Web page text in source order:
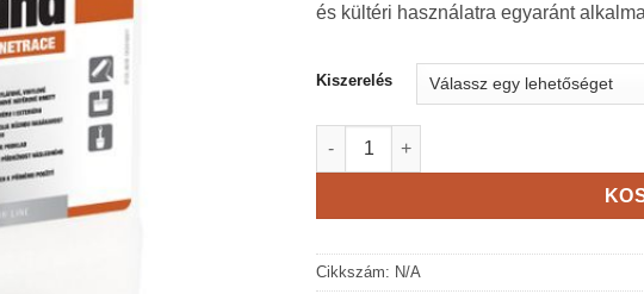
és kültéri használatra egyaránt
Kiszerelés
HET A-Grund univerzális beltéri alapozó
Cikkszám: N/A